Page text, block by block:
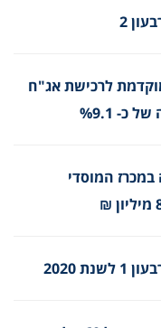
2
לרכישת אג"ח
המוסדי
2020